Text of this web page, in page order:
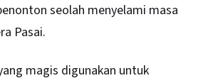
seolah menyelami masa
Pasai.
magis digunakan untuk